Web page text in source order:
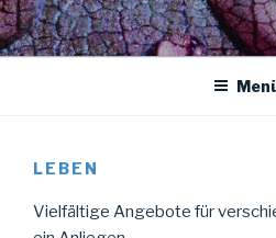
LEBEN
Vielfältige Angebote für